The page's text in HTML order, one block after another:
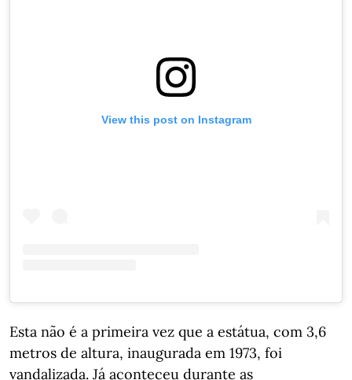
View this post on Instagram
Esta não é a primeira vez que a estátua, com 3,6
metros de altura, inaugurada em 1973, foi
vandalizada. Já aconteceu durante as